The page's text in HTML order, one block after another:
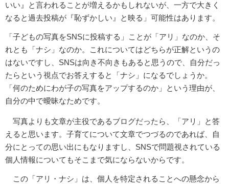
いい』と言われることが増えるかもしれないが、一方で大きく
なると過去投稿が『恥ずかしい』と映る」可能性はあります。
「子どもの写真をSNSに投稿する」ことが「アリ」なのか、そ
れとも「ナシ」なのか。これについてはどちらが正解というの
はないですし、SNSは向き不向きもあると思うので、自分だっ
たらという視点でお答えすると「ナシ」になるでしょうか。
「何のためにわが子の写真をアップするのか」という理由が、
自分の中で曖昧なためです。
写真よりも文章が主役であるブログだったら、「アリ」と答
えると思います。子育てについて文章でつづるのであれば、自
分にとっての思い出にもなりますし、SNSで問題視されている
個人情報についてもそこまで気にならないからです。
この「アリ・ナシ」は、個人を特定されることへの懸念から